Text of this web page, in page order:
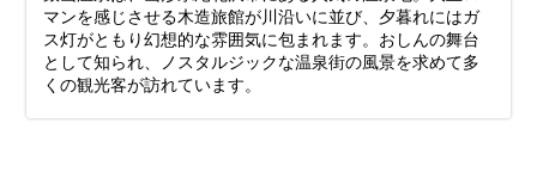
マンを感じさせる木造旅館が川沿いに並び、夕暮れにはガ
ス灯がともり幻想的な雰囲気に包まれます。おしんの舞台
として知られ、ノスタルジックな温泉街の風景を求めて多
くの観光客が訪れています。